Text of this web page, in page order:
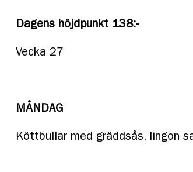
Dagens höjdpunkt 138:-
Vecka 27
MÅNDAG
Köttbullar med gräddsås, lingon